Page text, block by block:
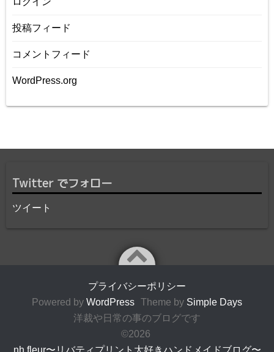
投稿フィード
コメントフィード
WordPress.org
Twitter でフォロー
ツイート
プライバシーポリシー
Powered by WordPress Theme by Simple Days
洋裁や日常の事のブログです
©2026